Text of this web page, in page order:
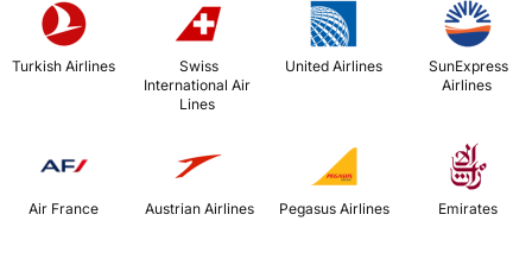
Turkish Airlines
International Air
Lines
United Airlines
Airlines
Air France Austrian Airlines Emirates